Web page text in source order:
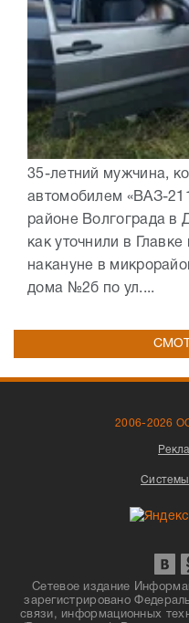
35-летний мужчина,
автомобилем «ВАЗ-
районе Волгограда в
как уточнили в
накануне в
дома №2б по ул....
2006-2026
Системы
Сетевое издание
зарегистрировано
связи, информационных